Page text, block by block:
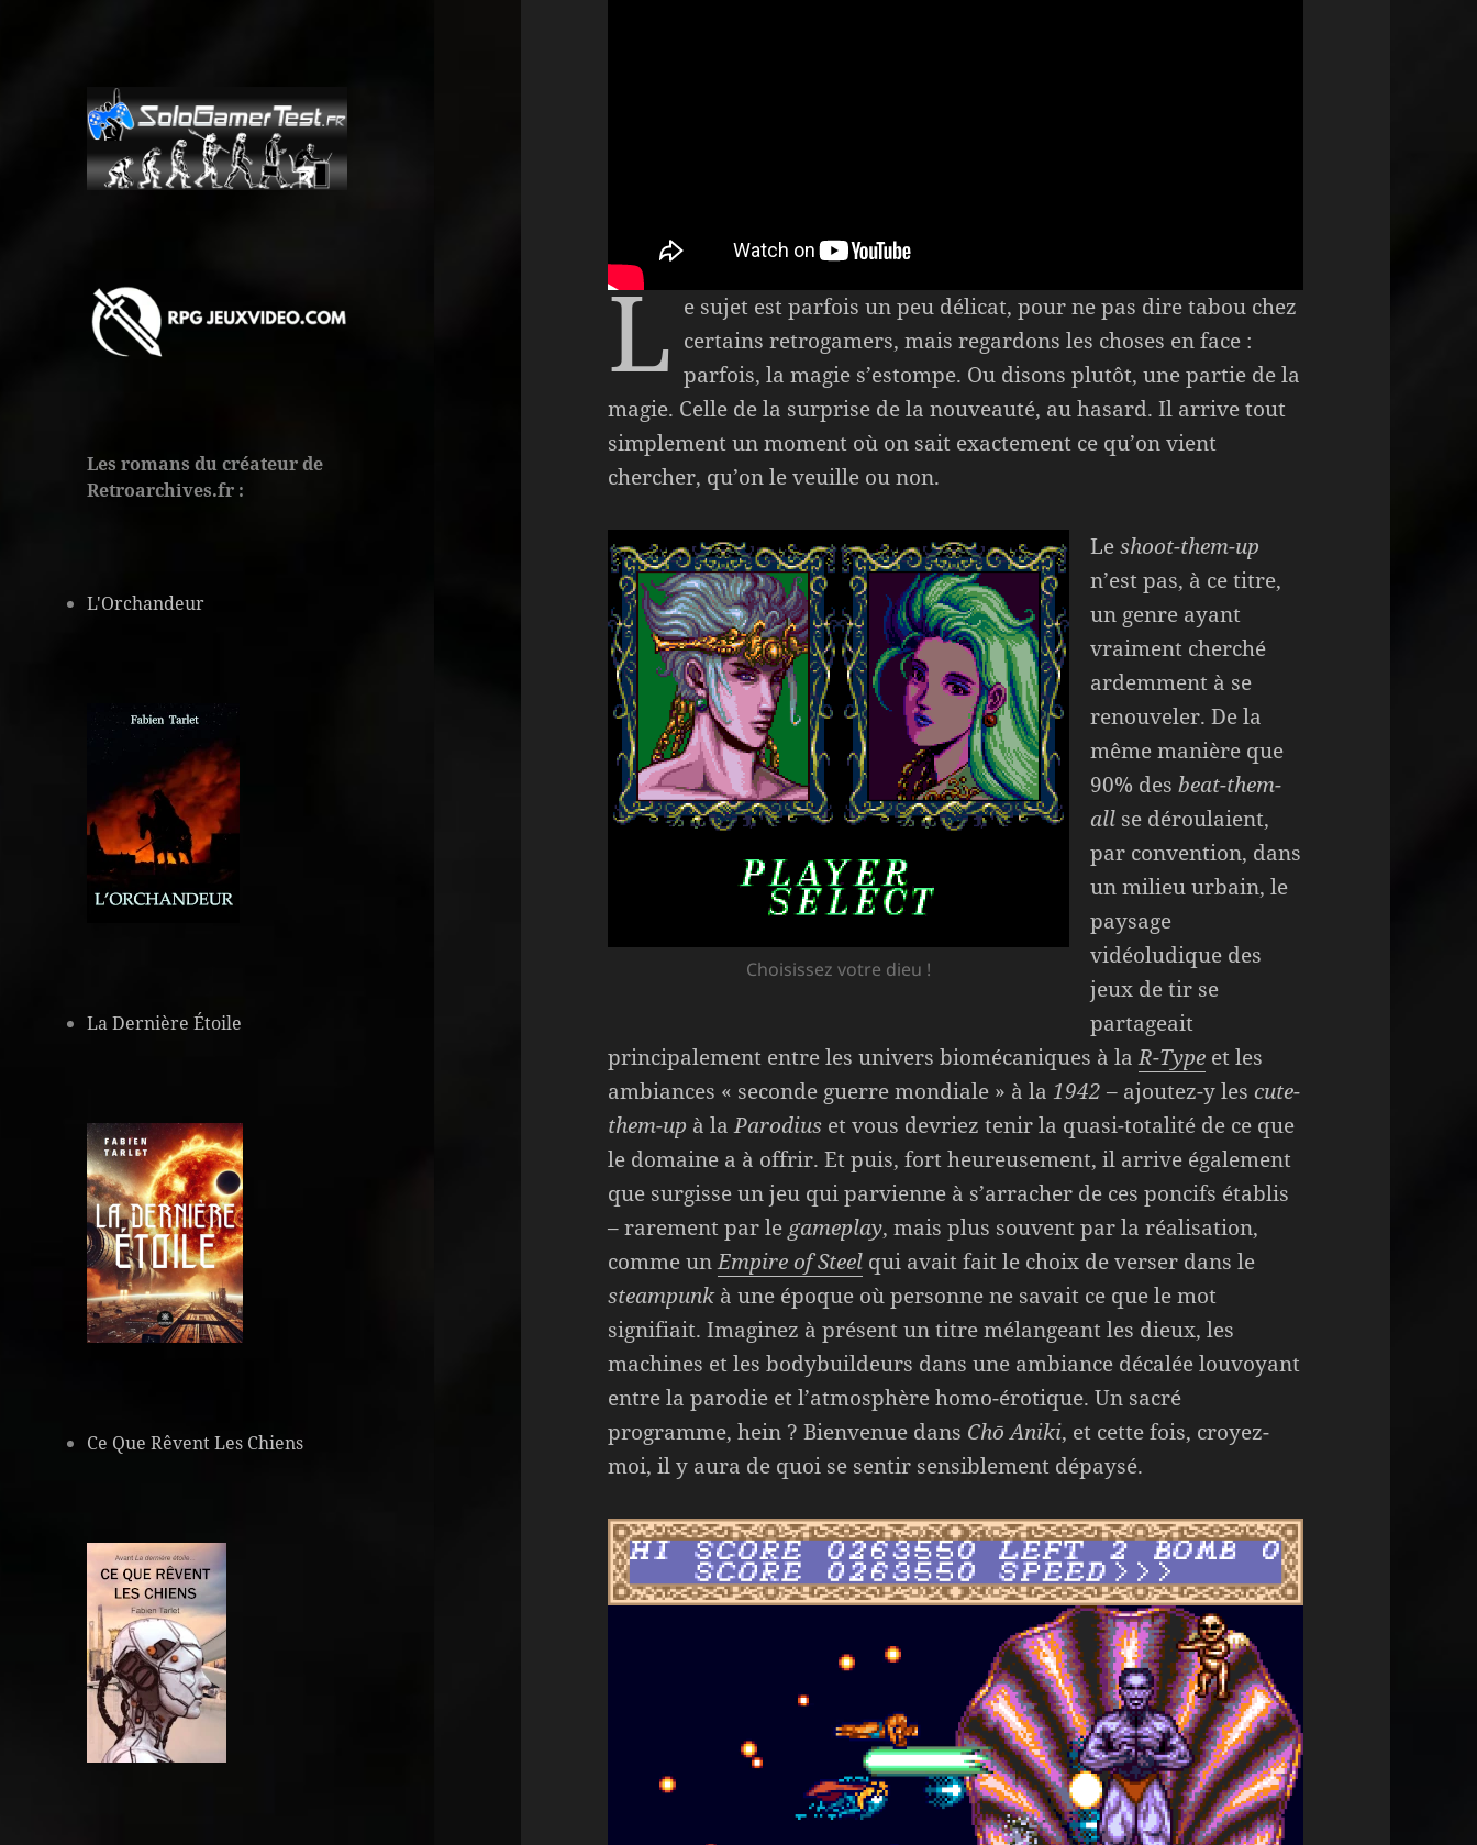
Les romans du créateur de
Retroarchives.fr :
L'Orchandeur
La Dernière Étoile
Ce Que Rêvent Les Chiens
L e sujet est parfois un peu délicat, pour ne pas dire tabou chez
certains retrogamers, mais regardons les choses en face :
parfois, la magie s’estompe. Ou disons plutôt, une partie de la
magie. Celle de la surprise de la nouveauté, au hasard. Il arrive tout
simplement un moment où on sait exactement ce qu’on vient
chercher, qu’on le veuille ou non.
Choisissez votre dieu !
Leshoot-them-up
n’est pas, à ce titre,
un genre ayant
vraiment cherché
ardemment à se
renouveler. De la
même manière que
90% desbeat-them-
all se déroulaient,
par convention, dans
un milieu urbain, le
paysage
vidéoludique des
jeux de tir se
partageait
principalement entre les univers biomécaniques à laR-Type et les
ambiances « seconde guerre mondiale » à la1942 – ajoutez-y lescute-
them-up à laParodius et vous devriez tenir la quasi-totalité de ce que
le domaine a à offrir. Et puis, fort heureusement, il arrive également
que surgisse un jeu qui parvienne à s’arracher de ces poncifs établis
– rarement par le gameplay, mais plus souvent par la réalisation,
comme unEmpire of Steel qui avait fait le choix de verser dans le
steampunkà une époque où personne ne savait ce que le mot
signifiait. Imaginez à présent un titre mélangeant les dieux, les
machines et les bodybuildeurs dans une ambiance décalée louvoyant
entre la parodie et l’atmosphère homo-érotique. Un sacré
programme, hein ? Bienvenue dans Chō Aniki, et cette fois, croyez-
moi, il y aura de quoi se sentir sensiblement dépaysé.